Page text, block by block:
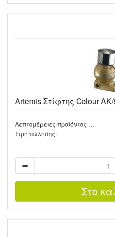
Artemis Στίφτης Colour
Λεπτομέρειες προϊόντος …
Τιμή πώλησης: